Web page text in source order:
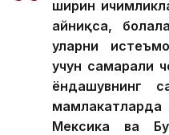
ширин
айниқса,
уларни
учун самарали
ёндашувнинг
мамлакатларда
Мексика ва